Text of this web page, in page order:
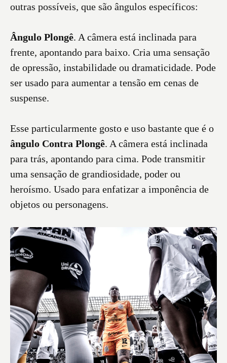
outras possíveis, que são ângulos específicos:
Ângulo Plongê. A câmera está inclinada para
frente, apontando para baixo. Cria uma sensação
de opressão, instabilidade ou dramaticidade. Pode
ser usado para aumentar a tensão em cenas de
suspense.
Esse particularmente gosto e uso bastante que é o
ângulo Contra Plongê. A câmera está inclinada
para trás, apontando para cima. Pode transmitir
uma sensação de grandiosidade, poder ou
heroísmo. Usado para enfatizar a imponência de
objetos ou personagens.